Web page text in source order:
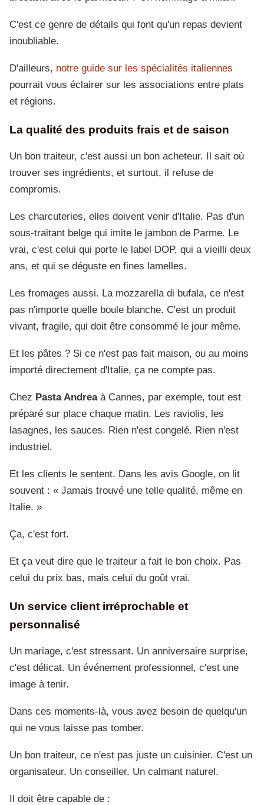
C'est ce genre de détails qui font qu'un repas devient
inoubliable.
D'ailleurs, notre guide sur les spécialités italiennes
pourrait vous éclairer sur les associations entre plats
et régions.
La qualité des produits frais et de saison
Un bon traiteur, c'est aussi un bon acheteur. Il sait où
trouver ses ingrédients, et surtout, il refuse de
compromis.
Les charcuteries, elles doivent venir d'Italie. Pas d'un
sous-traitant belge qui imite le jambon de Parme. Le
vrai, c'est celui qui porte le label DOP, qui a vieilli deux
ans, et qui se déguste en fines lamelles.
Les fromages aussi. La mozzarella di bufala, ce n'est
pas n'importe quelle boule blanche. C'est un produit
vivant, fragile, qui doit être consommé le jour même.
Et les pâtes ? Si ce n'est pas fait maison, ou au moins
importé directement d'Italie, ça ne compte pas.
Chez Pasta Andreaà Cannes, par exemple, tout est
préparé sur place chaque matin. Les raviolis, les
lasagnes, les sauces. Rien n'est congelé. Rien n'est
industriel.
Et les clients le sentent. Dans les avis Google, on lit
souvent : « Jamais trouvé une telle qualité, même en
Italie. »
Ça, c'est fort.
Et ça veut dire que le traiteur a fait le bon choix. Pas
celui du prix bas, mais celui du goût vrai.
Un service client irréprochable et
personnalisé
Un mariage, c'est stressant. Un anniversaire surprise,
c'est délicat. Un événement professionnel, c'est une
image à tenir.
Dans ces moments-là, vous avez besoin de quelqu'un
qui ne vous laisse pas tomber.
Un bon traiteur, ce n'est pas juste un cuisinier. C'est un
organisateur. Un conseiller. Un calmant naturel.
Il doit être capable de :